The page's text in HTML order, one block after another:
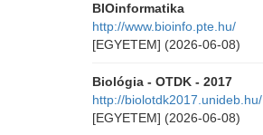
BIOinformatika
http://www.bioinfo.pte.hu/
[EGYETEM] (2026-06-08)
Biológia - OTDK - 2017
http://biolotdk2017.unideb.hu/
[EGYETEM] (2026-06-08)